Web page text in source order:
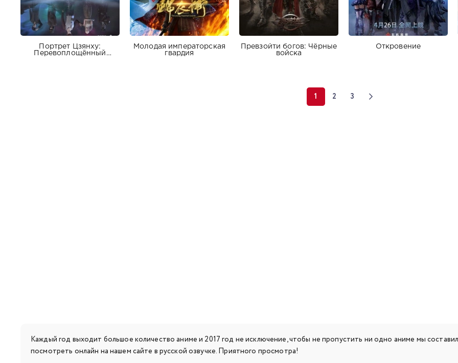
Портрет Цзянху:
Перевоплощённый
Молодая императорская
гвардия
Превзойти богов: Чёрные
войска
Откровение
1 2 3
Каждый год выходит большое количество аниме и 2017 год не исключение, чтобы не пропустить ни одно аниме мы
посмотреть онлайн на нашем сайте в русской озвучке. Приятного просмотра!